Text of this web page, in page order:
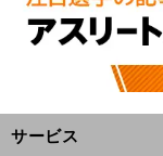
サービス